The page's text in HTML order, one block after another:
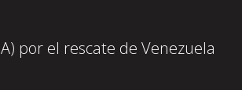
por el rescate de Venezuela